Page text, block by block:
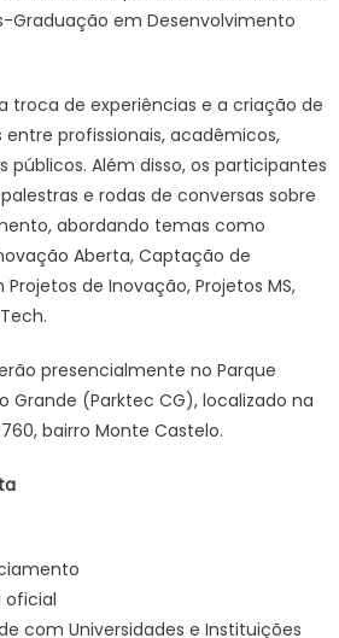
Graduação em Desenvolvimento
troca de experiências e a criação de
profissionais, acadêmicos,
públicos. Além disso, os participantes
e rodas de conversas sobre
abordando temas como
Aberta, Captação de
de Inovação, Projetos MS,
presencialmente no Parque
Grande (Parktec CG), localizado na
bairro Monte Castelo.
oficial
com Universidades e Instituições